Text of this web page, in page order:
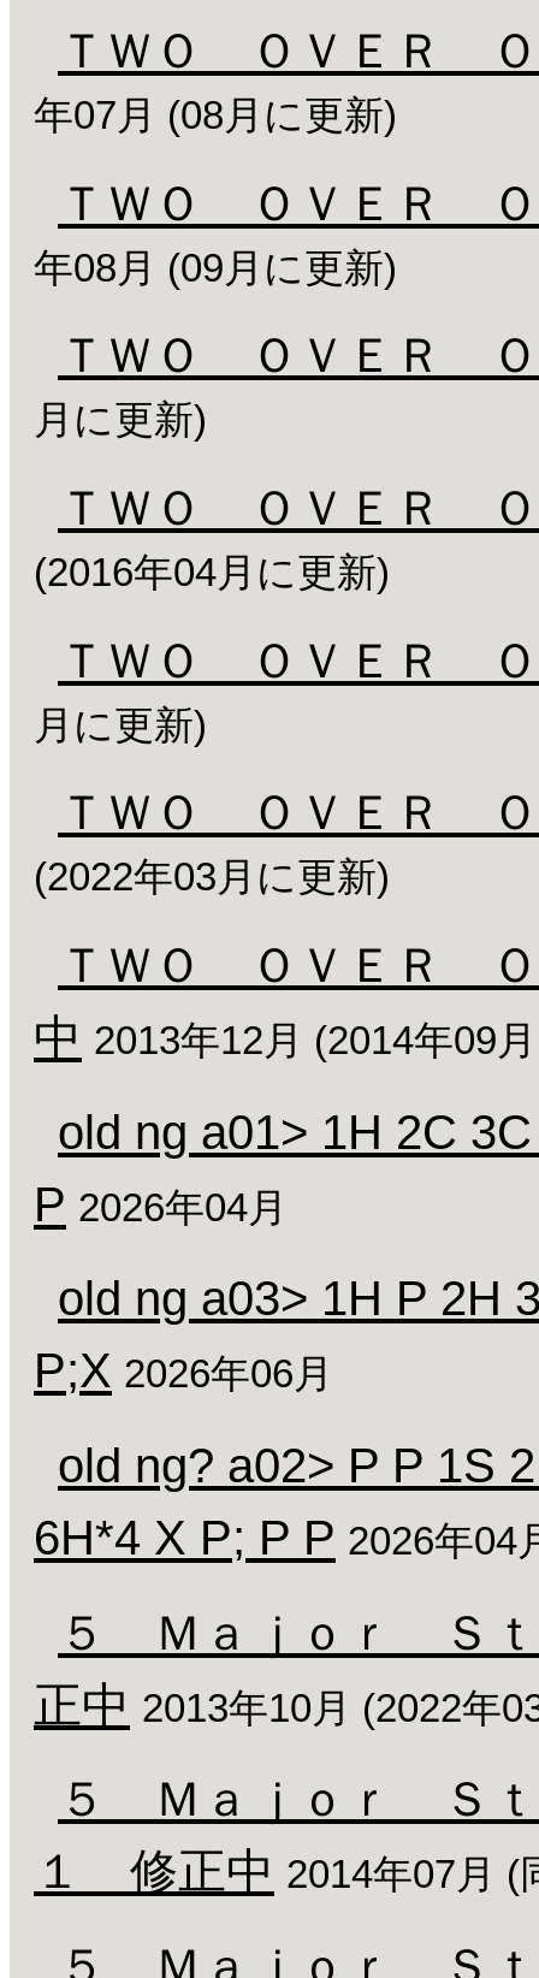
ＴＷＯ ＯＶＥＲ
年07月 (08月に更新)
ＴＷＯ ＯＶＥＲ
年08月 (09月に更新)
ＴＷＯ ＯＶＥＲ
月に更新)
ＴＷＯ ＯＶＥＲ
(2016年04月に更新)
ＴＷＯ ＯＶＥＲ
月に更新)
ＴＷＯ ＯＶＥＲ
(2022年03月に更新)
ＴＷＯ ＯＶＥＲ
中 2013年12月 (2014年09
old ng a01> 1H 2C
P 2026年04月
old ng a03> 1H P 2H
P;X 2026年06月
old ng? a02> P P 1S
6H*4 X P; P P 2026年04
５ Ｍａｊｏｒ Ｓ
正中 2013年10月 (2022年
５ Ｍａｊｏｒ Ｓ
１ 修正中 2014年07月 (
５ Ｍａｊｏｒ Ｓ